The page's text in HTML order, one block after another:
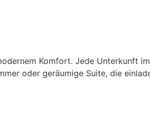
Komfort. Jede Unterkunft
oder geräumige Suite, die